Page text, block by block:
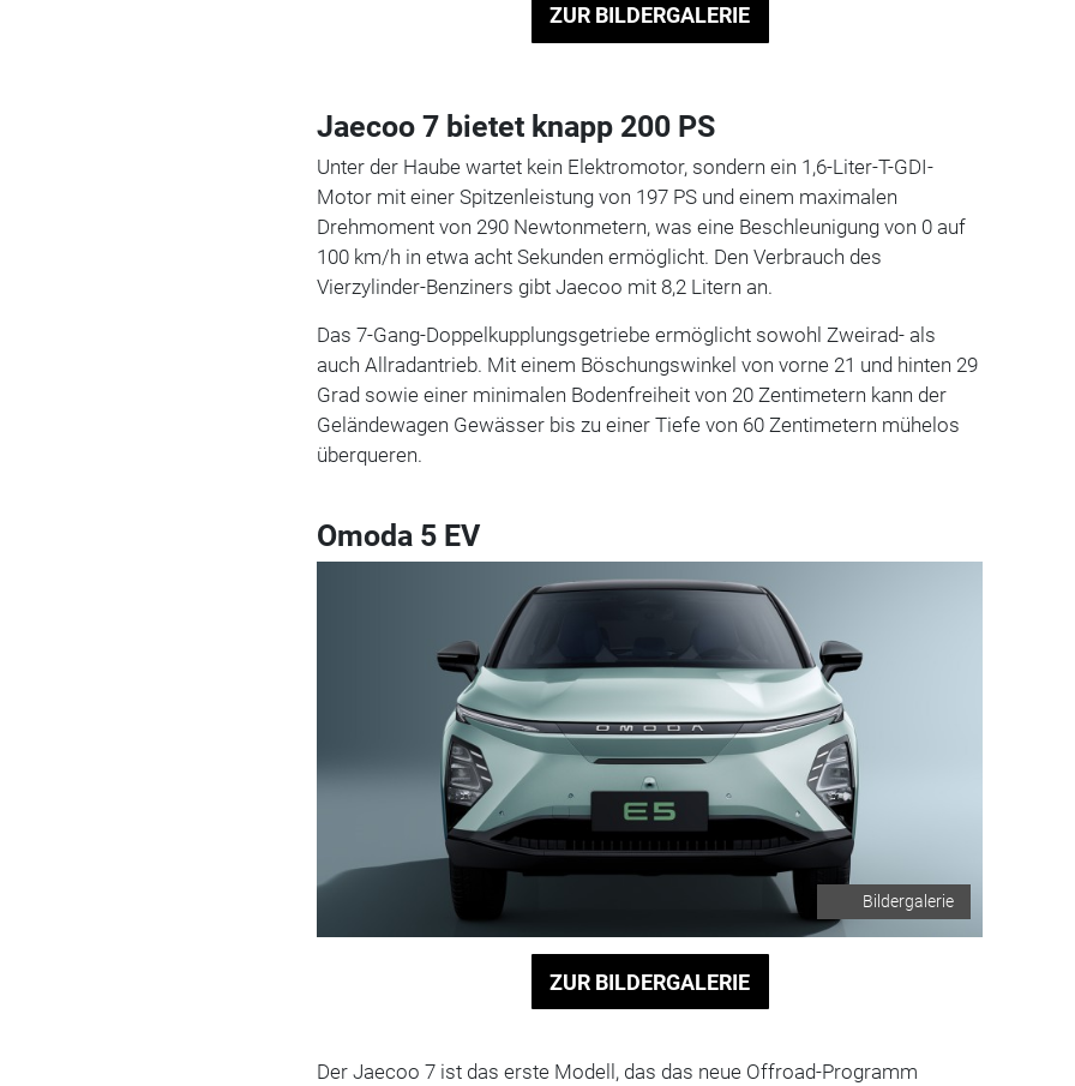
ZUR BILDERGALERIE
Jaecoo 7 bietet knapp 200 PS
Unter der Haube wartet kein Elektromotor, sondern ein 1,6-Liter-T-GDI-
Motor mit einer Spitzenleistung von 197 PS und einem maximalen
Drehmoment von 290 Newtonmetern, was eine Beschleunigung von 0 auf
100 km/h in etwa acht Sekunden ermöglicht. Den Verbrauch des
Vierzylinder-Benziners gibt Jaecoo mit 8,2 Litern an.
Das 7-Gang-Doppelkupplungsgetriebe ermöglicht sowohl Zweirad- als
auch Allradantrieb. Mit einem Böschungswinkel von vorne 21 und hinten 29
Grad sowie einer minimalen Bodenfreiheit von 20 Zentimetern kann der
Geländewagen Gewässer bis zu einer Tiefe von 60 Zentimetern mühelos
überqueren.
Omoda 5 EV
Bildergalerie
ZUR BILDERGALERIE
Der Jaecoo 7 ist das erste Modell, das das neue Offroad-Programm